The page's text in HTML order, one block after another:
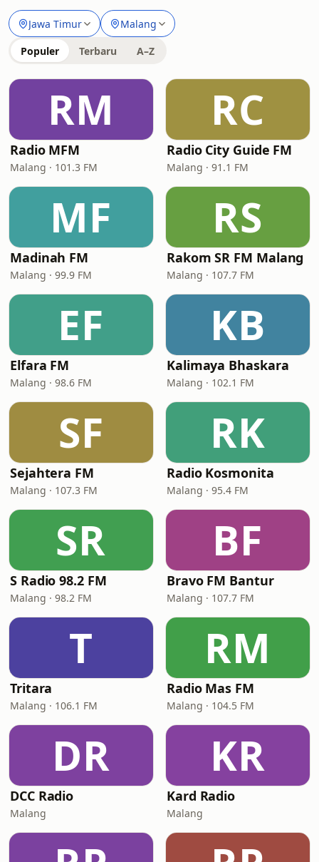
Jawa Timur Malang
Populer Terbaru A–Z
RM
Radio MFM
Malang · 101.3 FM
RC
Radio City Guide FM
Malang · 91.1 FM
MF
Madinah FM
Malang · 99.9 FM
RS
Rakom SR FM Malang
Malang · 107.7 FM
EF
Elfara FM
Malang · 98.6 FM
KB
Kalimaya Bhaskara
Malang · 102.1 FM
SF
Sejahtera FM
Malang · 107.3 FM
RK
Radio Kosmonita
Malang · 95.4 FM
SR
S Radio 98.2 FM
Malang · 98.2 FM
BF
Bravo FM Bantur
Malang · 107.7 FM
T
Tritara
Malang · 106.1 FM
RM
Radio Mas FM
Malang · 104.5 FM
DR
DCC Radio
Malang
KR
Kard Radio
Malang